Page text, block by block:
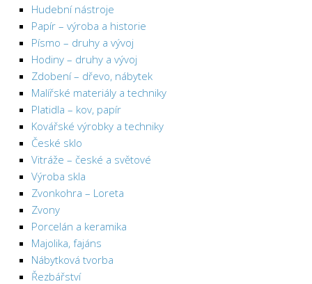
Právo
Psychologie a Sociologie
Společenské vědy
Technika
Účetnictví
Zdravotnictví
Zeměpis
Novinky
Hudební nástroje
Papír – výroba a historie
Písmo – druhy a vývoj
Hodiny – druhy a vývoj
Zdobení – dřevo, nábytek
Malířské materiály a techniky
Platidla – kov, papír
Kovářské výrobky a techniky
České sklo
Vitráže – české a světové
Výroba skla
Zvonkohra – Loreta
Zvony
Porcelán a keramika
Majolika, fajáns
Nábytková tvorba
Řezbářství